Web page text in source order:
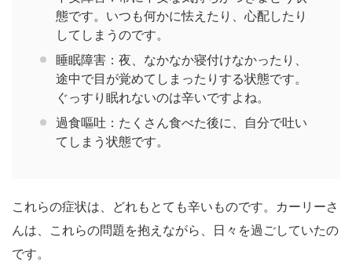
態です。いつも何かに怯えたり、心配したり
してしまうのです。
睡眠障害：夜、なかなか寝付けなかったり、
途中で目が覚めてしまったりする状態です。
ぐっすり眠れないのは辛いですよね。
過食嘔吐：たくさん食べた後に、自分で吐い
てしまう状態です。
これらの症状は、どれもとても辛いものです。カーリーさ
んは、これらの問題を抱えながら、日々を過ごしていたの
です。